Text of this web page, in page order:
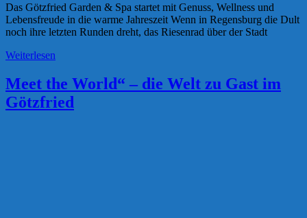
Das Götzfried Garden & Spa startet mit Genuss, Wellness und
Lebensfreude in die warme Jahreszeit Wenn in Regensburg die Dult
noch ihre letzten Runden dreht, das Riesenrad über der Stadt
Weiterlesen
Meet the World“ – die Welt zu Gast im
Götzfried